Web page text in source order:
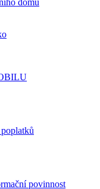
domu
povinnost